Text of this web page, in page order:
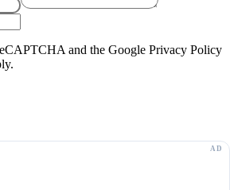
and the Google Privacy Policy